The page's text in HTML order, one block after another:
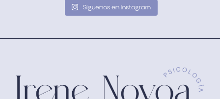
Síguenos en Instagram